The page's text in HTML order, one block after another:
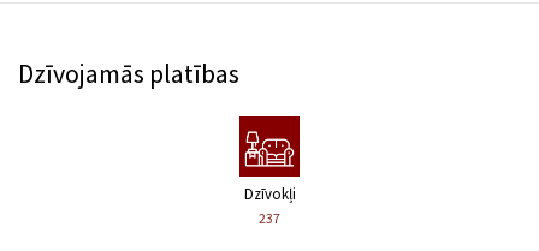
Dzīvojamās platības
Dzīvokļi
237